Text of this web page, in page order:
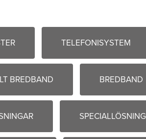
TELEFONISYSTEM
BREDBAND BREDBAND
SPECIALLÖSNING